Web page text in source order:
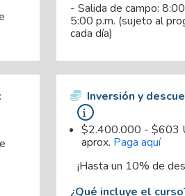
- Salida de campo:
5:00 p.m. (sujeto al
cada día)
Inversión y
$2.400.000 - $603
aprox. Paga aquí
¡Hasta un 10% de
¿Qué incluye el